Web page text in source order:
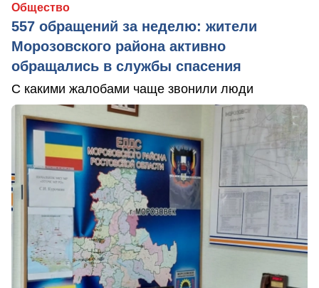
Общество
557 обращений за неделю: жители
Морозовского района активно
обращались в службы спасения
С какими жалобами чаще звонили люди